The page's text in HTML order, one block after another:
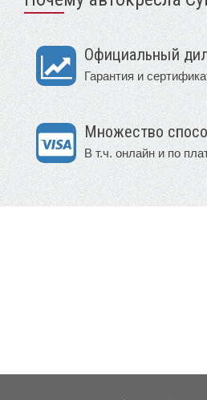
Официальный
Гарантия и
Множество
В т.ч. онлайн и по